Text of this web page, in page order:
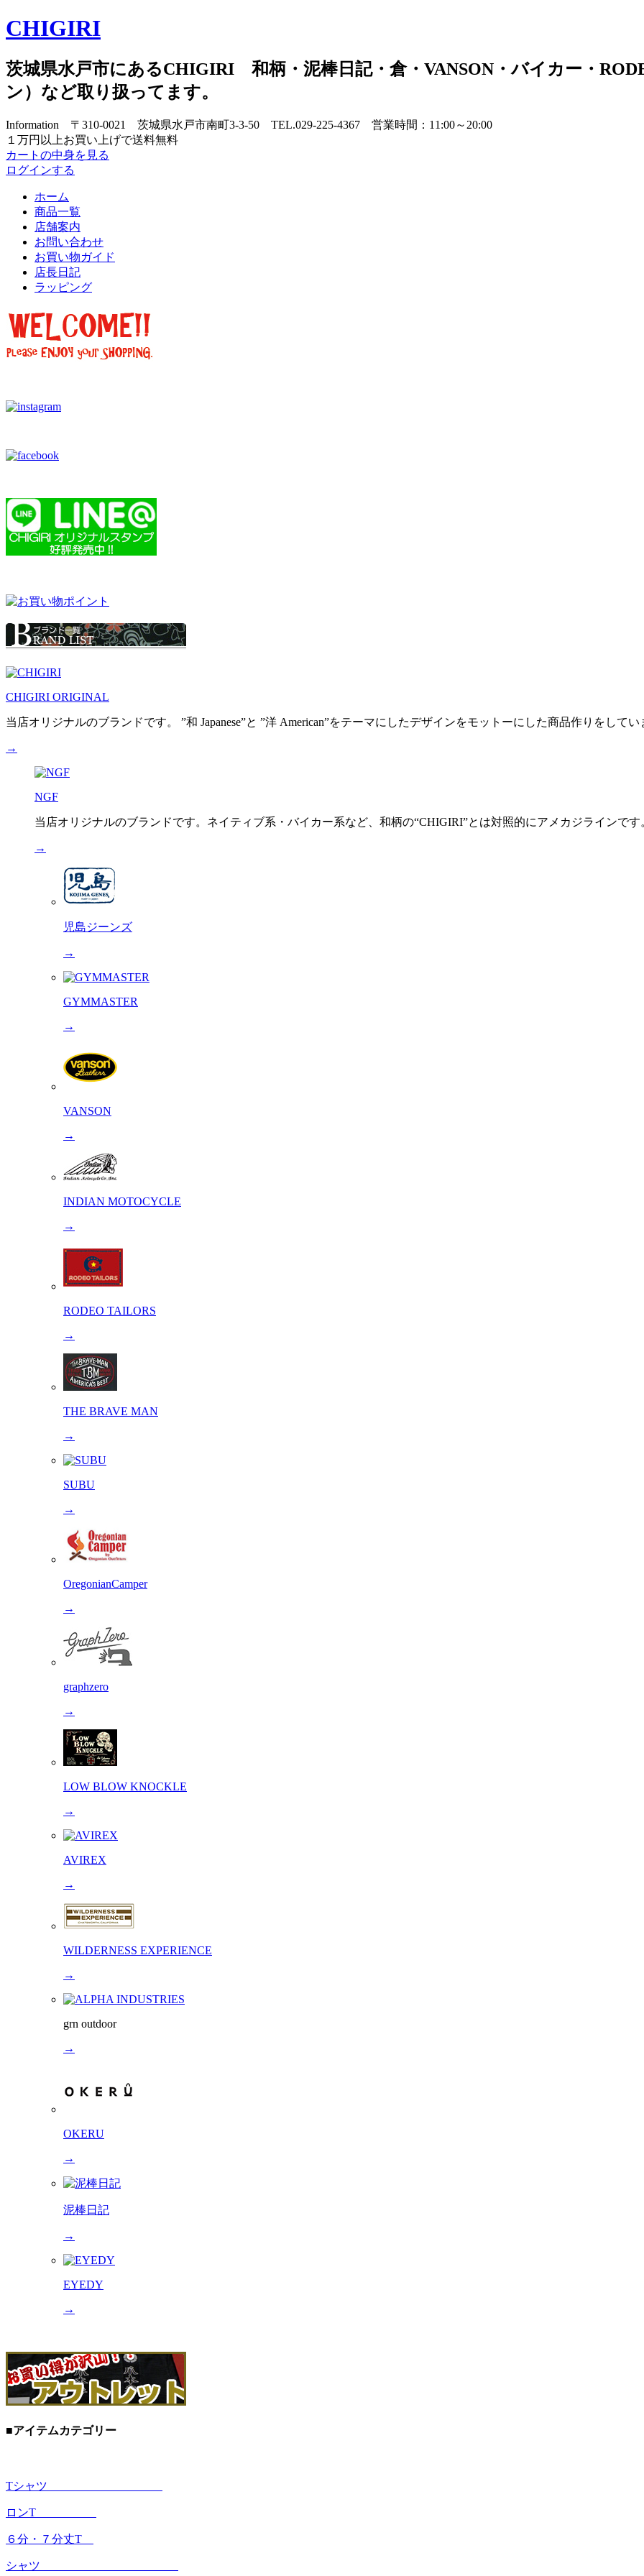
CHIGIRI
茨城県水戸市にあるCHIGIRI 和柄・泥棒日記・倉・VANSON・バイカー・
ン）など取り扱ってます。
Information 〒310-0021 茨城県水戸市南町3-3-50 TEL.029-225-4367 営業時間：11:00～20:00
１万円以上お買い上げで送料無料
カートの中身を見る
ログインする
ホーム
商品一覧
店舗案内
お問い合わせ
お買い物ガイド
店長日記
ラッピング
CHIGIRI ORIGINAL
当店オリジナルのブランドです。 ”和 Japanese”と ”洋 American”をテーマにしたデザインをモットーにした商品作りをしてい
→
NGF
当店オリジナルのブランドです。ネイティブ系・バイカー系など、和柄の“CHIGIRI”とは対照的にアメカジラインです
→
児島ジーンズ
→
GYMMASTER
→
VANSON
→
INDIAN MOTOCYCLE
→
RODEO TAILORS
→
THE BRAVE MAN
→
SUBU
→
OregonianCamper
→
graphzero
→
LOW BLOW KNOCKLE
→
AVIREX
→
WILDERNESS EXPERIENCE
→
grn outdoor
→
OKERU
→
泥棒日記
→
EYEDY
→
■アイテムカテゴリー
Tシャツ
ロンT
６分・７分丈T
シャツ